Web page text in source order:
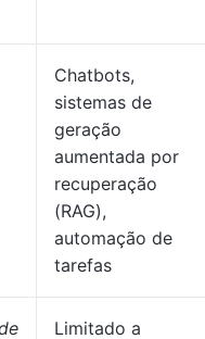
Chatbots,
sistemas de
geração
aumentada por
recuperação
(RAG),
automação de
tarefas
Limitado a